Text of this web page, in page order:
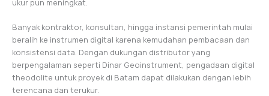
Banyak kontraktor, konsultan, hingga instansi pemerintah mulai
beralih ke instrumen digital karena kemudahan pembacaan dan
konsistensi data. Dengan dukungan distributor yang
berpengalaman seperti Dinar Geoinstrument, pengadaan digital
theodolite untuk proyek di Batam dapat dilakukan dengan lebih
terencana dan terukur.